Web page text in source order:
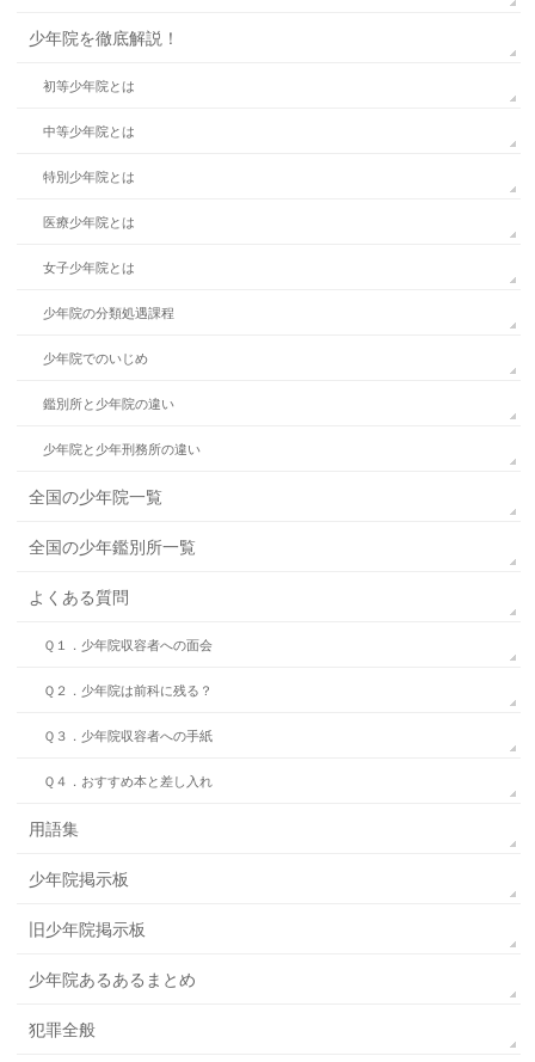
少年院を徹底解説！
初等少年院とは
中等少年院とは
特別少年院とは
医療少年院とは
女子少年院とは
少年院の分類処遇課程
少年院でのいじめ
鑑別所と少年院の違い
少年院と少年刑務所の違い
全国の少年院一覧
全国の少年鑑別所一覧
よくある質問
Ｑ１．少年院収容者への面会
Ｑ２．少年院は前科に残る？
Ｑ３．少年院収容者への手紙
Ｑ４．おすすめ本と差し入れ
用語集
少年院掲示板
旧少年院掲示板
少年院あるあるまとめ
犯罪全般